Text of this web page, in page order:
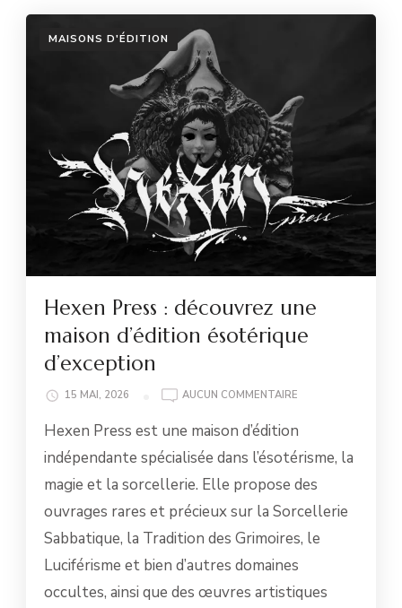
MAISONS D'ÉDITION
Hexen Press : découvrez une
maison d’édition ésotérique
d’exception
15 MAI, 2026 AUCUN COMMENTAIRE
:
DÉCOUVREZ
UNE
MAISON
D’ÉDITION
ÉSOTÉRIQUE
D’EXCEPTION
Hexen Press est une maison d’édition
indépendante spécialisée dans l’ésotérisme, la
magie et la sorcellerie. Elle propose des
ouvrages rares et précieux sur la Sorcellerie
Sabbatique, la Tradition des Grimoires, le
Luciférisme et bien d’autres domaines
occultes, ainsi que des œuvres artistiques